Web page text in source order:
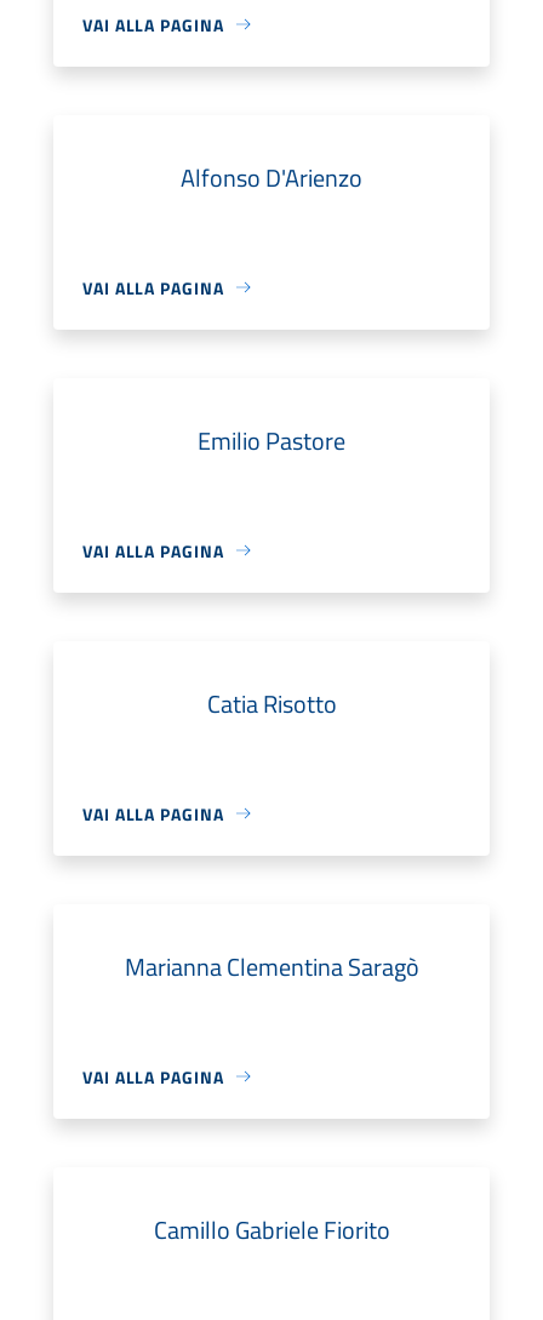
VAI ALLA PAGINA
Alfonso D'Arienzo
VAI ALLA PAGINA
Emilio Pastore
VAI ALLA PAGINA
Catia Risotto
VAI ALLA PAGINA
Marianna Clementina Saragò
VAI ALLA PAGINA
Camillo Gabriele Fiorito